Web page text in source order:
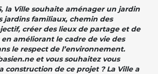
la Ville souhaite aménager un jardin
jardins familiaux, chemin des
créer des lieux de partage et de
améliorant le cadre de vie des
le respect de l’environnement.
et vous souhaitez vous
construction de ce projet ? La Ville a